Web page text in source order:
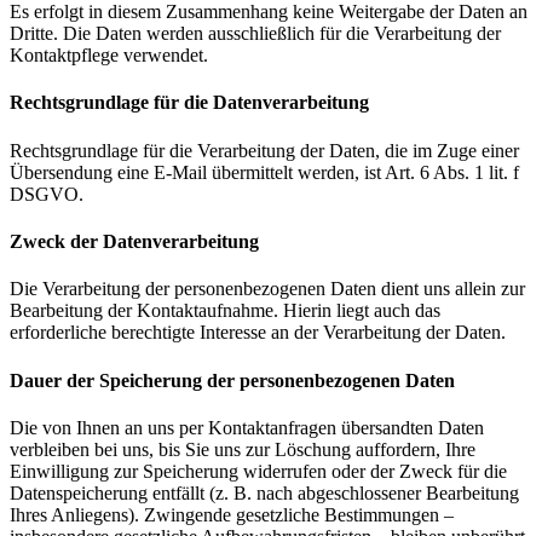
Es erfolgt in diesem Zusammenhang keine Weitergabe der Daten an
Dritte. Die Daten werden ausschließlich für die Verarbeitung der
Kontaktpflege verwendet.
Rechtsgrundlage für die Datenverarbeitung
Rechtsgrundlage für die Verarbeitung der Daten, die im Zuge einer
Übersendung eine E-Mail übermittelt werden, ist Art. 6 Abs. 1 lit. f
DSGVO.
Zweck der Datenverarbeitung
Die Verarbeitung der personenbezogenen Daten dient uns allein zur
Bearbeitung der Kontaktaufnahme. Hierin liegt auch das
erforderliche berechtigte Interesse an der Verarbeitung der Daten.
Dauer der Speicherung der personenbezogenen Daten
Die von Ihnen an uns per Kontaktanfragen übersandten Daten
verbleiben bei uns, bis Sie uns zur Löschung auffordern, Ihre
Einwilligung zur Speicherung widerrufen oder der Zweck für die
Datenspeicherung entfällt (z. B. nach abgeschlossener Bearbeitung
Ihres Anliegens). Zwingende gesetzliche Bestimmungen –